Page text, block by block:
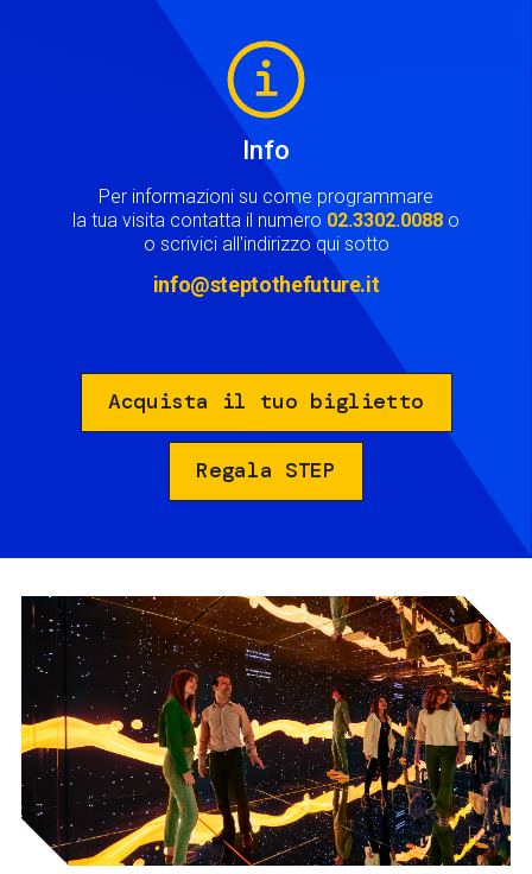
Info
Per informazioni su come programmare
la tua visita contatta il numero 02.3302.0088 o
o scrivici all'indirizzo qui sotto
info@steptothefuture.it
Acquista il tuo biglietto
Regala STEP